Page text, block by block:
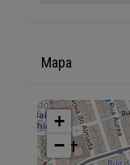
Mapa
+
−